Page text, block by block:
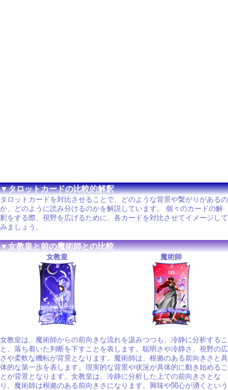
▼タロットカードの比較的解釈
タロットカードを対比させることで、どのような背景や繋がりがあるの
か、どのように読み分けるのかを解説しています。 個々のカードの解
釈をする際、視野を広げるために、各カードを対比させてイメージして
みましょう。
▼女教皇と前の魔術師との比較
女教皇 魔術師
女教皇は、魔術師からの前向きな流れを汲みつつも、冷静に分析するこ
と、落ち着いた判断を下すことを表します。聡明さや冷静さ、視野の広
さや柔軟な機転が背景となります。魔術師は、根拠のある前向きさと具
体的な第一歩を表します。現実的な背景や状況が具体的に動き始めるこ
とが背景となります。女教皇は、冷静に分析した上での前向きさとな
り、魔術師は根拠のある前向きさになります。興味や関心が湧くという